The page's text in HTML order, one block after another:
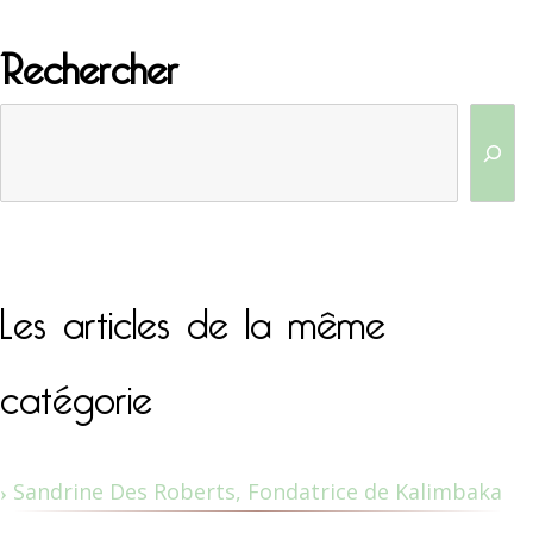
Rechercher
Les articles de la même
catégorie
Sandrine Des Roberts, Fondatrice de Kalimbaka